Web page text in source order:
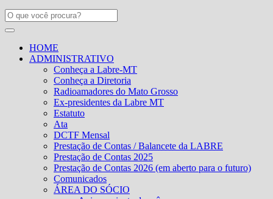
HOME
ADMINISTRATIVO
Conheça a Labre-MT
Conheça a Diretoria
Radioamadores do Mato Grosso
Ex-presidentes da Labre MT
Estatuto
Ata
DCTF Mensal
Prestação de Contas / Balancete da LABRE
Prestação de Contas 2025
Prestação de Contas 2026 (em aberto para o futuro)
Comunicados
ÁREA DO SÓCIO